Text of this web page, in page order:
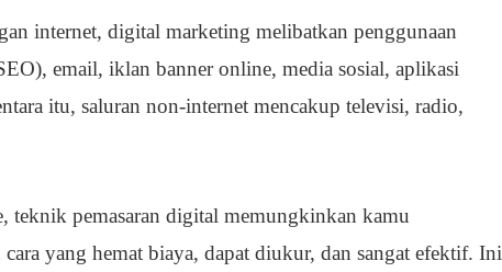
internet, digital marketing melibatkan penggunaan
email, iklan banner online, media sosial, aplikasi
itu, saluran non-internet mencakup televisi, radio,
pemasaran digital memungkinkan kamu
yang hemat biaya, dapat diukur, dan sangat efektif. Ini